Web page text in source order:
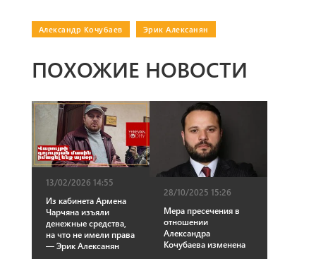
Александр Кочубаев Эрик Алексанян
ПОХОЖИЕ НОВОСТИ
13/02/2026 14:55
Из кабинета Армена
Чарчяна изъяли
денежные средства,
на что не имели права
— Эрик Алексанян
28/10/2025 15:26
Мера пресечения в
отношении
Александра
Кочубаева изменена